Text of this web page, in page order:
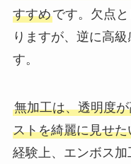
すすめです。欠点
りますが、逆に高
す。
無加工は、透明度
ストを綺麗に見せ
経験上、エンボス